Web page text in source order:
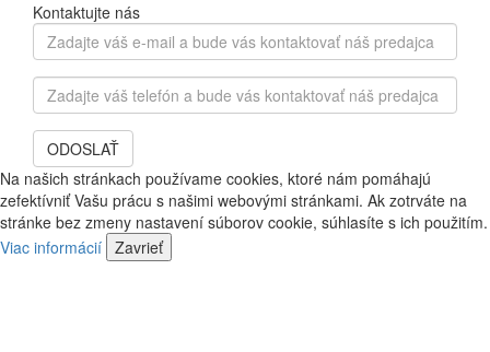
Kontaktujte nás
Zadajte
váš
e-
mail
a
bude
vás
kontaktovať
náš
predajca
Zadajte
váš
telefón
bude
vás
kontaktovať
náš
ODOSLAŤ
Na našich stránkach používame cookies, ktoré nám pomáhajú
zefektívniť Vašu prácu s našimi webovými stránkami. Ak zotrváte na
stránke bez zmeny nastavení súborov cookie, súhlasíte s ich použitím.
Viac informácií Zavrieť